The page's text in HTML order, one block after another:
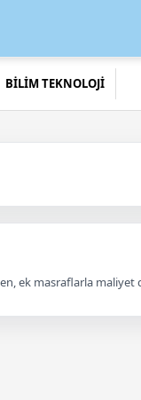
BİLİM TEKNOLOJİ
ek masraflarla maliyet